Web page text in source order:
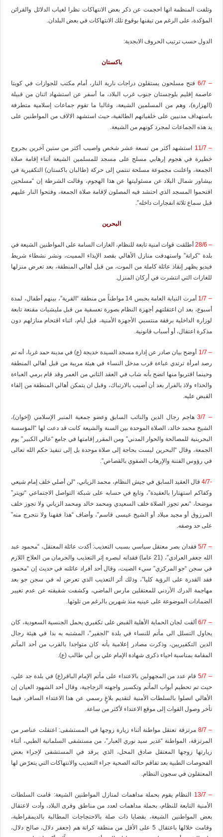
وتلفت المنظمة انها احجمت عن ذكر بعض الانتهاكات نظرا لغياب الدلائل والقرائن
المؤكدة، على الرغم من تيقنها بوقوع تلك الانتهاكات في بعض البلدان.
الدول حسب ترتيب الحروف الابجدية:
باكستان
– 6/7
فتح مسلحون يستقلون دراجات نارية النار، أمام مكتب للجوازات في كويتا
عاصمة إقليم بلوجستان جنوب غرب البلاد، ما أسفر عن استشهاد اثنان من قبيلة
(الهزارة)، وهم من المسلمين الشيعة، وغالبا ما تقوم جماعات إسلامية متطرفة
باستهداف مدنيين على خلفياتهم الطائفية، حيث استشهد الالاف من المواطنين على
يد هذه الجماعات لمجرد كونهم من الشيعة.
– 11/7
استشهد أكثر من تسعة عشر شخص واصيب أكثر من ستين آخرين بجروح
خطيرة في هجوم إرهابي مسلح على مسجد للمسلمين الشيعة أثناء إقامة صلاة
الجمعة، واعلنت مجموعة مسلحة تنتمي إلى حركة (طالبان باكستان) التكفيرية في
بيشاور شمال البلاد عن مسئوليتها عن هذا الهجوم، وقالت الشرطة إن “مسلحين
اقتحموا المسجد الذي احتشد فيه المصلون لإقامة صلاة الجمعة، وفتحوا النار عليهم
قبل سماع ثلاثة انفجارات داخله”.
البحرين
– 28/6
أطلقت قوات امنية تابعة للنظام، الغازات السامة على المواطنين الشيعة في
بلدة “كرانة” واستهدفت منازل الأهالي بقصد الإيذاء المميت، ونشر نشطاء شريط
فيديو يظهر إنقاذ عائلة كاملة من الموت، من قبل أهالي المنطقة، بعد تعرض منزلها
للغازات التي انتشرت في أركان المنزل.
– 1/7
أمرت النيابة العامة بحبس 14 مواطناً من منطقة “القرية”، بينهم أطفال، لمدة
أسبوع، بعد ان اعتقلتهم أجهزة النظام بصورة تعسفية من قبل مليشيات مقنعة تابعة
لوزارة الداخلية برفقة منتسبي الأجهزة الأمنية، قبل أيام، اثناء اقتحام منازلهم دون
مذكرة اعتقال، أو أسباب قانونية.
– 1/7
أوضح بيان صادر عن إدارة مسجد السيدة خديجة (ع) في مدينة حمد غربا، أنه تم
رصد امرأة ترتدي عباءة قرب مدخل النساء في هيئة مريبة من قبل أهالي المنطقة
وحينما اقتربوا منها اتضح بأنه شاب في العقد الثاني من العمر وقد قام برمي العباءة
والحذاء ولاذ بالفرار بعد أن أصيب بالارتباك، وقبل ان يتمكن أهالي المنطقة من إلقاء
القبض عليه.
– 3/7
هاجم رجال الدين والنائب السابق وعضو جمعية المنبر الإسلامي (إخوان)،
الشيخ محمد خالد، الصلاة الموحدة بين السنة والشيعة كانت قد دعت لها “المؤسسة
البحرينية للمصالحة والحوار المدني” ومن المقرر إقامتها في جامع “عالي الكبير” يوم
الجمعة، وقال “البحرين ليست بحاجة إلى صلاة موحدة بل إلى تنفيذ حكم الله تعالى
في رؤوس الفتنة والإرهاب الصفوي بالقصاص”.
-4/7
قال العقيد السابق في جيش النظام، محمد الزياني، “لن أصلي خلف إمام شيعي
وكفاكم استهتارا بالعقيدة”، وتابع في حسابه على شبكة التواصل الاجتماعي “تويتر”
موضحا، “نعم تجوز الصلاة خلف السعيدي ومحمد خالد ومحمد الزياني ولا تجوز خلف
المرزوق أو مجيد ميلاد أو الشيخ عيسى قاسم”، وأضاف “هذا فقهنا ولا نتحرج منه”
على حد وصفه.
– 5/7
فقدان بصر معتقل سياسي بسبب التعذيب: أكدت عائلة المعتقل، “محمود عبد
الله جعفر العرادي”، (21 عاما) فقدانه لبصره إثر التعذيب والحرمان من العلاج اللازم
في سجن “جو المركزي” سيء الصيت، وقال أحد أفراد عائلته في حديث إن “محمود
فقد القدرة على الرؤية كليا”، وذلك أثر التعذيب الذي تعرض له في سجن جو بعد
مهاجمة الدرك الأردني للمعتقلين مارس الماضي، وكشفت شقيقته عن عدم تغيير
الضمادات الموضوعة على عينيه منذ شهرين بالرغم من تلوثها.
– 6/7
ألقت لجان الحماية الأهلية القبض على تكفيري يحمل الجنسية السعودية، كان
يحاول التسلل الى مأتم للنساء في بلدة “الجفير”، المشتبه به بدا في هيئة رجال
الدين التكفيريين، وذكرت مصادر إعلامية بأنه كان متواجدا بالقرب من أحد المآتم
المقامة بمناسبة احياء ذكرى شهادة الإمام علي بن أبي طالب (ع).
– 5/7
قام عدد من المجهولين بالاعتداء على مأتم الإمام الباقر(ع) في بلدة جد علي،
حيث تم تحطيم أبواب المأتم وتكسير واجهته الزجاجية، وقال أحد الشهود العيان إن
الأهالي اتصلوا بالسلطات الأمنية لتقديم بلاغٍ رسمي عن هذا الاعتداء السافر، فيما
تأخر وصول القوات إلى موقع الاعتداء لأكثر من ساعة.
– 8/7
مرتزقة تعتقل مواطنة أثناء زيارة زوجها في المستشفى: اعتقلت عناصر من
المرتزقة، المواطنة “غدير سيد نوري العبار”، من مستشفى السلمانية الطبي، أثناء
زيارتها زوجها المعتقل صادق المحل، الذي يرقد في المستشفى لإجراء بعض
الفحوصات الطبية بعد تفاقم حالته الصحية جراء التعذيب والانتهاكات التي يتعرّض لها
المعتقلون في سجون النظام.
– 13/7
النظام يقوم بحملة مداهمات لمنازل المواطنين الشيعة: قامت السلطات
الأمنية التابعة للنظام، بحملة مداهمات لعدد من مناطق وقرى البلاد، وأدت لاعتقال
بعض المواطنين الشيعة، بقضايا ذات صلة بالاحتجاجات المطالبة بالديمقراطية،
وقامت خلالها باعتقال 5 على الأقل من منطقة كرانة هم (جعفر دلال، صالح دلال،